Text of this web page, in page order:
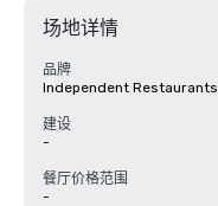
场地详情
品牌
Independent Restaurants
建设
-
餐厅价格范围
-